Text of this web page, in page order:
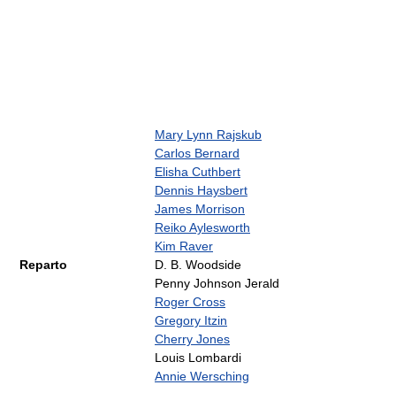
Reparto
Mary Lynn Rajskub
Carlos Bernard
Elisha Cuthbert
Dennis Haysbert
James Morrison
Reiko Aylesworth
Kim Raver
D. B. Woodside
Penny Johnson Jerald
Roger Cross
Gregory Itzin
Cherry Jones
Louis Lombardi
Annie Wersching